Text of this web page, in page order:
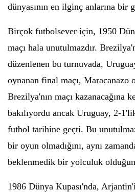
dünyasının en ilginç anlarına bir
Birçok futbolsever için, 1950
maçı hala unutulmazdır.
düzenlenen bu turnuvada,
oynanan final maçı, Maracanazo
Brezilya'nın maçı kazanacağına
bakılıyordu ancak Uruguay, 2-
futbol tarihine geçti. Bu
bir oyun olmadığını, aynı
beklenmedik bir yolculuk
1986 Dünya Kupası'nda,